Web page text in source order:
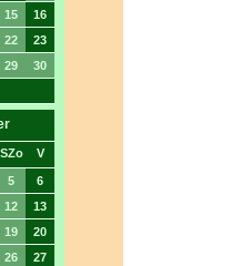
15
16
22
23
29
30
SZo V
5
6
12
13
19
20
26
27